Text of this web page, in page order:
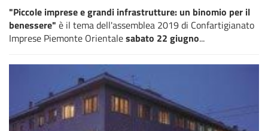
"Piccole imprese e grandi infrastrutture: un binomio per il
benessere" è il tema dell'assemblea 2019 di Confartigianato
Imprese Piemonte Orientalesabato 22 giugno...